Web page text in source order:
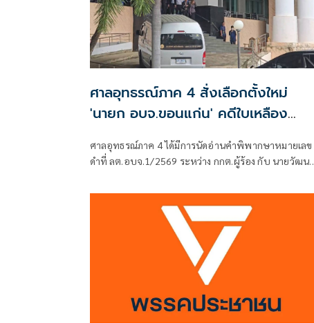
ศาลอุทธรณ์ภาค 4 สั่งเลือกตั้งใหม่
'นายก อบจ.ขอนแก่น' คดีใบเหลือง
ศาลอุทธรณ์ภาค 4 ได้มีการนัดอ่านคำพิพากษาหมายเลข
ดำที่ ลต.อบจ.1/2569 ระหว่าง กกต.ผู้ร้อง กับ นายวัฒนา
ถิ่นหรือผู้บริหารท้องถิ่น (ขอให้มีการเลือกตั้ง นายก